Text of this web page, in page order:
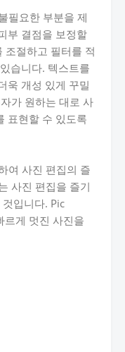
필요한 부분을 제
부 결점을 보정할
조절하고 필터를 적
습니다. 텍스트를
욱 개성 있게 꾸밀
가 원하는 대로 사
표현할 수 있도록
여 사진 편집의 즐
사진 편집을 즐기
입니다. Pic
르게 멋진 사진을